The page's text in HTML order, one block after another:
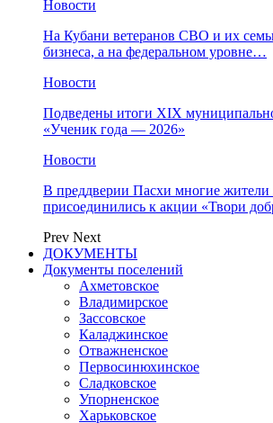
Новости
На Кубани ветеранов СВО и их
бизнеса, а на федеральном уровне…
Новости
Подведены итоги XIX
«Ученик года — 2026»
Новости
В преддверии Пасхи многие жители
присоединились к акции «Твори
Prev Next
ДОКУМЕНТЫ
Документы поселений
Ахметовское
Владимирское
Зассовское
Каладжинское
Отважненское
Первосинюхинское
Сладковское
Упорненское
Харьковское